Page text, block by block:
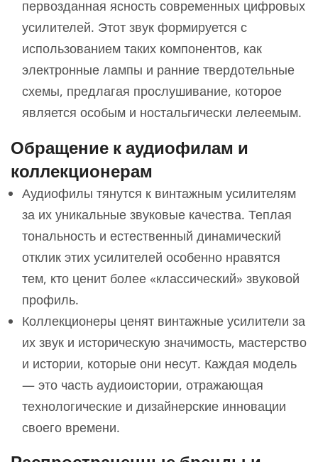
первозданная ясность современных цифровых
усилителей. Этот звук формируется с
использованием таких компонентов, как
электронные лампы и ранние твердотельные
схемы, предлагая прослушивание, которое
является особым и ностальгически лелеемым.
Обращение к аудиофилам и
коллекционерам
Аудиофилы тянутся к винтажным усилителям
за их уникальные звуковые качества. Теплая
тональность и естественный динамический
отклик этих усилителей особенно нравятся
тем, кто ценит более «классический» звуковой
профиль.
Коллекционеры ценят винтажные усилители за
их звук и историческую значимость, мастерство
и истории, которые они несут. Каждая модель
— это часть аудиоистории, отражающая
технологические и дизайнерские инновации
своего времени.